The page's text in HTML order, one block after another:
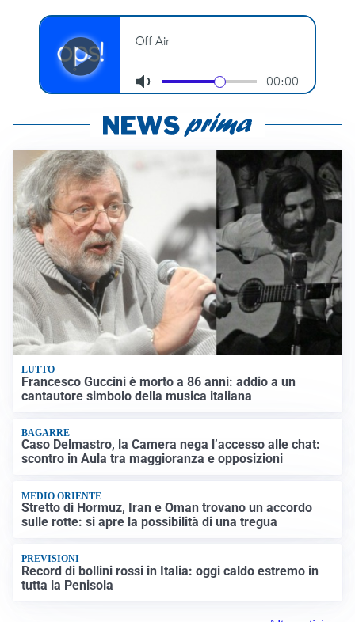
LUTTO
Francesco Guccini è morto a 86 anni: addio a un
cantautore simbolo della musica italiana
BAGARRE
Caso Delmastro, la Camera nega l’accesso alle chat:
scontro in Aula tra maggioranza e opposizioni
MEDIO ORIENTE
Stretto di Hormuz, Iran e Oman trovano un accordo
sulle rotte: si apre la possibilità di una tregua
PREVISIONI
Record di bollini rossi in Italia: oggi caldo estremo in
tutta la Penisola